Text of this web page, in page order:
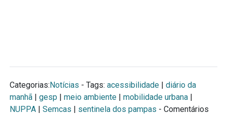
Categorias: Notícias - Tags: acessibilidade
diário da
manhã
gesp meio ambiente mobilidade urbana
NUPPA
Semcas sentinela dos pampas - Comentários